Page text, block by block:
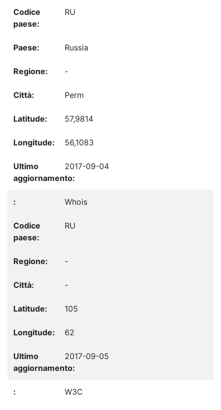
RU
Russia
-
Perm
57,9814
56,1083
2017-09-04
Whois
RU
-
-
105
62
2017-09-05
W3C